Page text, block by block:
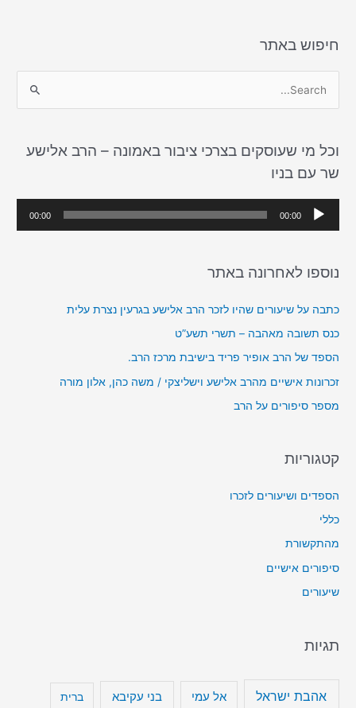
חיפוש באתר
r
c
h
וכל מי שעוסקים בצרכי ציבור באמונה – הרב אלישע
שר עם בניו
ג
א
ד
י
ו
00:00
00:00
נוספו לאחרונה באתר
כתבה על שיעורים שהיו לזכר הרב אלישע בגרעין נצרת עלית
כנס תשובה מאהבה – תשרי תשע”ט
הספד של הרב אופיר פריד בישיבת מרכז הרב.
זכרונות אישיים מהרב אלישע וישליצקי / משה כהן, אלון מורה
מספר סיפורים על הרב
קטגוריות
הספדים ושיעורים לזכרו
כללי
מהתקשורת
סיפורים אישיים
שיעורים
תגיות
אהבת ישראל אל עמי בני עקיבא ברית